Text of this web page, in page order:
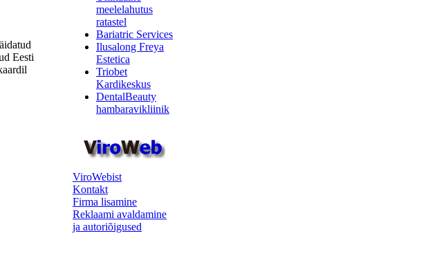
Eesti
meelelahutus
ratastel
Bariatric Services
Ilusalong Freya
Estetica
Triobet
Kardikeskus
DentalBeauty
hambaravikliinik
ViroWebist
Kontakt
Firma lisamine
Reklaami avaldamine
ja autoriõigused